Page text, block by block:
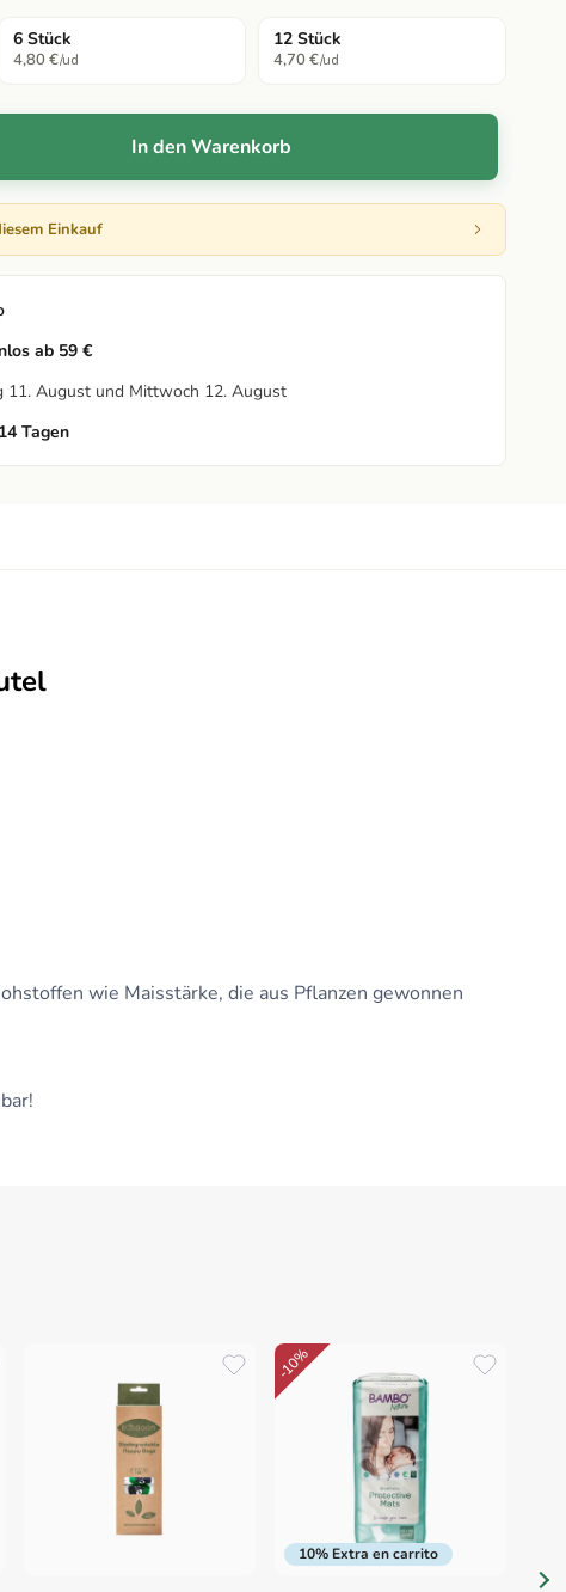
6 Stück
4,80 €/ud
12 Stück
4,70 €/ud
In den Warenkorb
Einkauf
ab 59 €
11. August und Mittwoch 12. August
14 Tagen
wie Maisstärke, die aus Pflanzen gewonnen
-10%
10% Extra en carrito